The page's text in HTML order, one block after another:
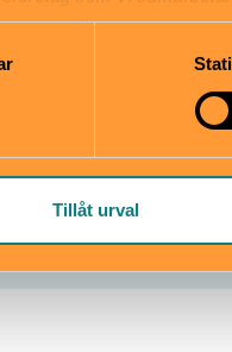
eller som de
Tillåt urval
08-402 61 00